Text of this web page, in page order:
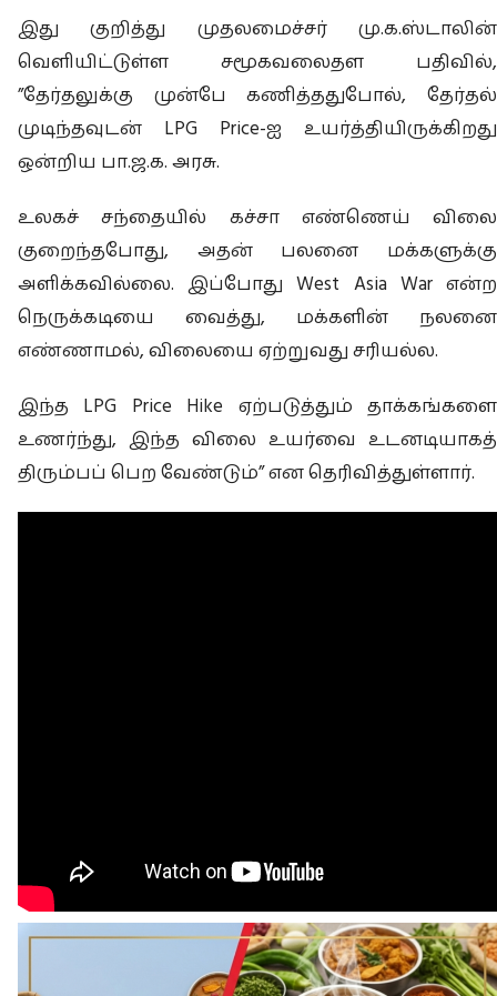
இது குறித்து முதலமைச்சர் மு.க.ஸ்டாலின்
வெளியிட்டுள்ள சமூகவலைதள பதிவில்,
”தேர்தலுக்கு முன்பே கணித்ததுபோல், தேர்தல்
முடிந்தவுடன் LPG Price-ஐ உயர்த்தியிருக்கிறது
ஒன்றிய பா.ஜ.க. அரசு.
உலகச் சந்தையில் கச்சா எண்ணெய் விலை
குறைந்தபோது, அதன் பலனை மக்களுக்கு
அளிக்கவில்லை. இப்போது West Asia War என்ற
நெருக்கடியை வைத்து, மக்களின் நலனை
எண்ணாமல், விலையை ஏற்றுவது சரியல்ல.
இந்த LPG Price Hike ஏற்படுத்தும் தாக்கங்களை
உணர்ந்து, இந்த விலை உயர்வை உடனடியாகத்
திரும்பப் பெற வேண்டும்” என தெரிவித்துள்ளார்.